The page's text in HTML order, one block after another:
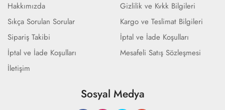
Hakkımızda
Sıkça Sorulan Sorular
Sipariş Takibi
İptal ve İade Koşulları
İletişim
Gizlilik ve Kvkk Bilgileri
Kargo ve Teslimat Bilgileri
İptal ve İade Koşulları
Mesafeli Satış Sözleşmesi
Sosyal Medya